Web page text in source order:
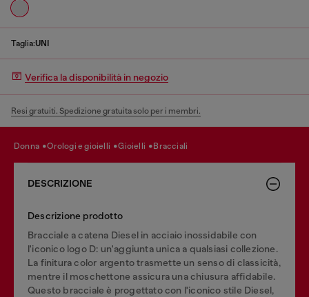
Taglia:UNI
Verifica la disponibilità in negozio
Resi gratuiti. Spedizione gratuita solo per i membri.
donna orologi e gioielli gioielli bracciali
DESCRIZIONE
Descrizione prodotto
Bracciale a catena Diesel in acciaio inossidabile con
l'iconico logo D: un'aggiunta unica a qualsiasi collezione.
La finitura color argento trasmette un senso di classicità,
mentre il moschettone assicura una chiusura affidabile.
Questo bracciale è progettato con l'iconico stile Diesel,